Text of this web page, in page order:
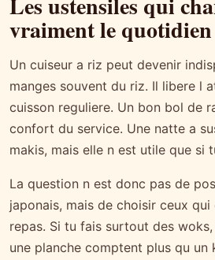
vraiment le quotidien
Un cuiseur a riz peut devenir
manges souvent du riz. Il libere l
cuisson reguliere. Un bon bol de
confort du service. Une natte a
makis, mais elle n est utile que si
La question n est donc pas de
japonais, mais de choisir ceux
repas. Si tu fais surtout des
une planche comptent plus qu un